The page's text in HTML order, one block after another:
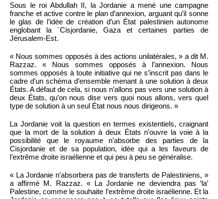
Sous le roi Abdullah II, la Jordanie a mené une campagne
franche et active contre le plan d’annexion, arguant qu’il sonne
le glas de l’idée de création d’un État palestinien autonome
englobant la `Cisjordanie, Gaza et certaines parties de
Jérusalem-Est.
« Nous sommes opposés à des actions unilatérales, » a dit M.
Razzaz. « Nous sommes opposés à l’annexion. Nous
sommes opposés à toute initiative qui ne s’inscrit pas dans le
cadre d’un schéma d’ensemble menant à une solution à deux
États. A défaut de cela, si nous n’allons pas vers une solution à
deux États, qu’on nous dise vers quoi nous allons, vers quel
type de solution à un seul État nous nous dirigeons. »
La Jordanie voit la question en termes existentiels, craignant
que la mort de la solution à deux États n’ouvre la voie à la
possibilité que le royaume n’absorbe des parties de la
Cisjordanie et de sa population, idée qui a les faveurs de
l’extrême droite israélienne et qui peu à peu se généralise.
« La Jordanie n’absorbera pas de transferts de Palestiniens, »
a affirmé M. Razzaz. « La Jordanie ne deviendra pas ‘la’
Palestine, comme le souhaite l’extrême droite israélienne. Et la